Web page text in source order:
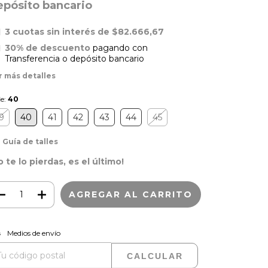
bancario
3 cuotas sin interés de $82.666,67
30% de descuento pagando con
Transferencia o depósito bancario
más detalles
40
40 41 42 43 44 45
Guía de talles
te lo pierdas, es el último!
para el CP:
Medios de envío
CALCULAR